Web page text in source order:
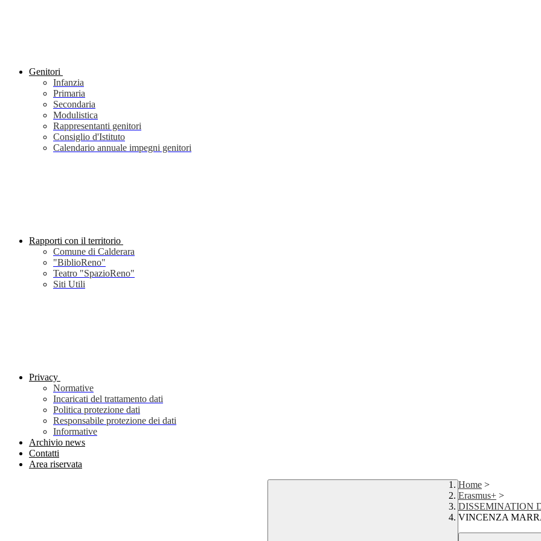
Genitori
Infanzia
Primaria
Secondaria
Modulistica
Rappresentanti genitori
Consiglio d'Istituto
Calendario annuale impegni genitori
Rapporti con il territorio
Comune di Calderara
"BiblioReno"
Teatro "SpazioReno"
Siti Utili
Privacy
Normative
Incaricati del trattamento dati
Politica protezione dati
Responsabile protezione dei dati
Informative
Archivio news
Contatti
Area riservata
Home >
Erasmus+ >
DISSEMINATION
VINCENZA